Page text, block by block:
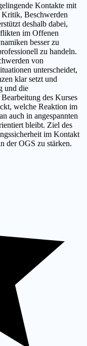
Kontakte mit
Kritik, Beschwerden
deshalb dabei,
im Offenen
besser zu
zu handeln.
von
unterscheidet,
klar setzt und
und die
des Kurses
welche Reaktion im
auch in angespannten
bleibt. Ziel des
im Kontakt
der OGS zu stärken.